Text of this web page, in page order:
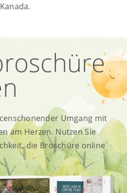
Umgang mit
am Herzen. Nutzen Sie
die Broschüre online